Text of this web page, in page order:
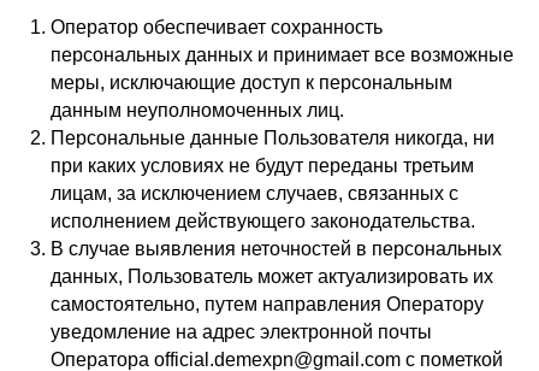
Оператор обеспечивает сохранность
персональных данных и принимает все возможные
меры, исключающие доступ к персональным
данным неуполномоченных лиц.
Персональные данные Пользователя никогда, ни
при каких условиях не будут переданы третьим
лицам, за исключением случаев, связанных с
исполнением действующего законодательства.
В случае выявления неточностей в персональных
данных, Пользователь может актуализировать их
самостоятельно, путем направления Оператору
уведомление на адрес электронной почты
Оператора official.demexpn@gmail.com с пометкой
Внутренний ребенок
2 ступень
ыход за пределы игр
3 ступень
Открывая Даймона — скоро
Танец Союза
Жить играючи — скоро
Групповая динамика —
Игра. Начало
Театр Пути Игры
Мерч
Отзывы
Контакты
Публичная оферта
Пользовательское соглашение
Условия участия
Обработка персональных данных
Политика конфиденциальности